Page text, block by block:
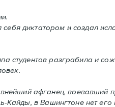
диктатором и создал
студентов разграбила и
афганец, воевавший
Кайды, в Вашингтоне нет его